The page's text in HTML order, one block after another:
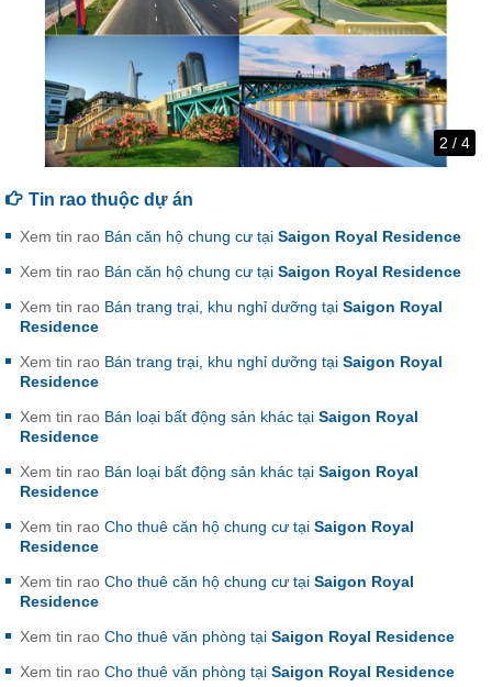
3 / 4
Tin rao thuộc dự án
Xem tin rao Bán căn hộ chung cư tại Saigon Royal Residence
Xem tin rao Bán căn hộ chung cư tại Saigon Royal Residence
Xem tin rao Bán trang trại, khu nghỉ dưỡng tại Saigon Royal
Residence
Xem tin rao Bán trang trại, khu nghỉ dưỡng tại Saigon Royal
Residence
Xem tin rao Bán loại bất động sản khác tại Saigon Royal
Residence
Xem tin rao Bán loại bất động sản khác tại Saigon Royal
Residence
Xem tin rao Cho thuê căn hộ chung cư tại Saigon Royal
Residence
Xem tin rao Cho thuê căn hộ chung cư tại Saigon Royal
Residence
Xem tin rao Cho thuê văn phòng tại Saigon Royal Residence
Xem tin rao Cho thuê văn phòng tại Saigon Royal Residence